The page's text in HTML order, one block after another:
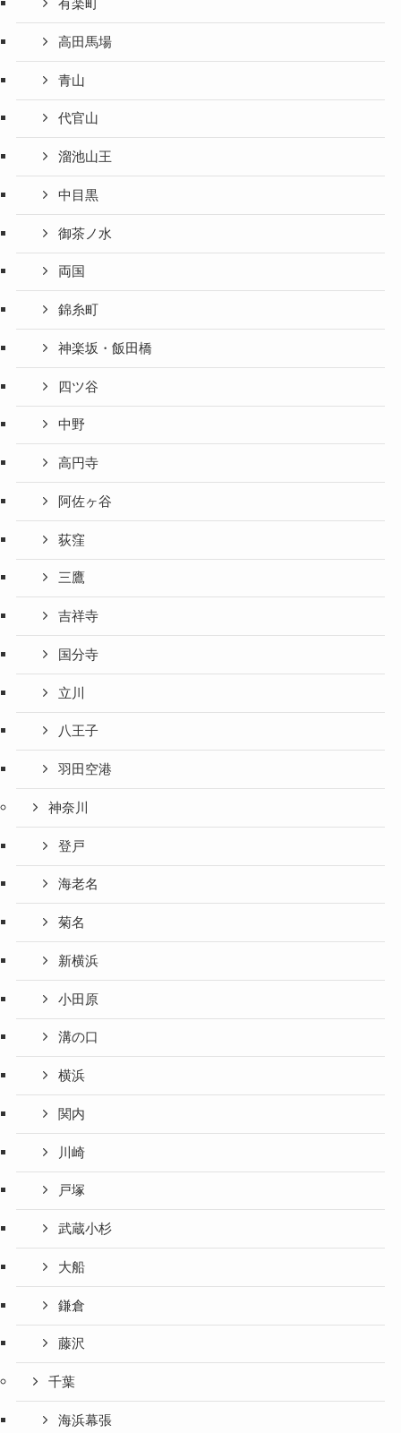
有楽町
高田馬場
青山
代官山
溜池山王
中目黒
御茶ノ水
両国
錦糸町
神楽坂・飯田橋
四ツ谷
中野
高円寺
阿佐ヶ谷
荻窪
三鷹
吉祥寺
国分寺
立川
八王子
羽田空港
神奈川
登戸
海老名
菊名
新横浜
小田原
溝の口
横浜
関内
川崎
戸塚
武蔵小杉
大船
鎌倉
藤沢
千葉
海浜幕張